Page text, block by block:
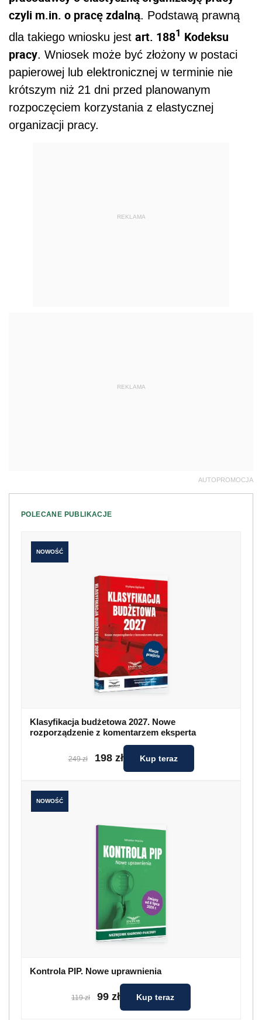
czyli m.in. o pracę zdalną. Podstawą prawną
dla takiego wniosku jest art. 1881 Kodeksu
pracy. Wniosek może być złożony w postaci
papierowej lub elektronicznej w terminie nie
krótszym niż 21 dni przed planowanym
rozpoczęciem korzystania z elastycznej
organizacji pracy.
REKLAMA
REKLAMA
AUTOPROMOCJA
POLECANE PUBLIKACJE
NOWOŚĆ
Klasyfikacja budżetowa 2027. Nowe
rozporządzenie z komentarzem eksperta
249 zł 198 zł Kup teraz
NOWOŚĆ
Kontrola PIP. Nowe uprawnienia
119 zł 99 zł Kup teraz